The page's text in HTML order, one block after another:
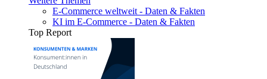
E-Commerce weltweit - Daten & Fakten
KI im E-Commerce - Daten & Fakten
Top Report